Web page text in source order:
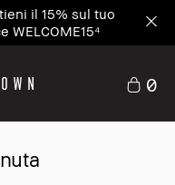
il 15% sul tuo
WELCOME15⁴
0